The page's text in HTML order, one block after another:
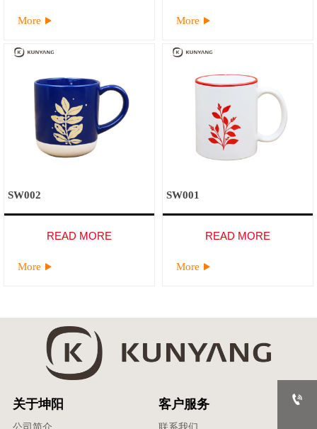
More  More 
SW002
READ MORE
More 
SW001
READ MORE
More 
关于坤阳 客户服务 